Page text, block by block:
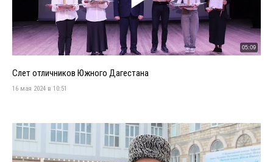
05:09
Слет отличников Южного Дагестана
16 мая 2024 в 10:51